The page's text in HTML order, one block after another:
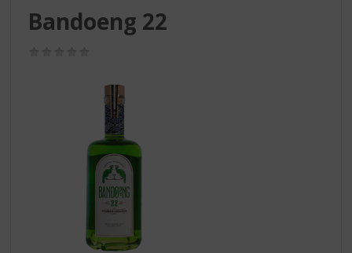
Bandoeng 22